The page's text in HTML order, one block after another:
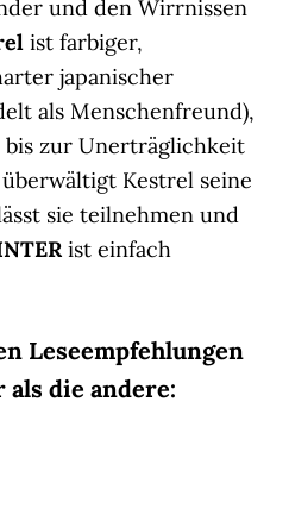
und den Wirrnissen
ist farbiger,
japanischer
als Menschenfreund),
zur Unerträglichkeit
Kestrel seine
sie teilnehmen und
ist einfach
Leseempfehlungen
die andere: